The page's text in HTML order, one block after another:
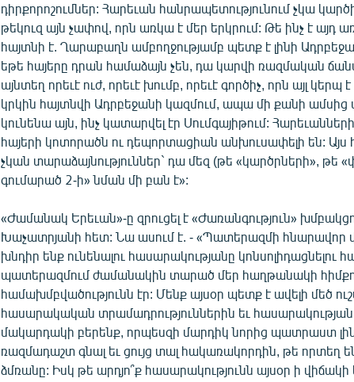
դիրքորոշումներ: Հարեւան հանրապետությունում չկա
թեկուզ այն չափով, որն առկա է մեր երկրում: Թե ինչ է այդ
հայտնի է. Ղարաբաղն ամբողջությամբ պետք է լինի
եթե հայերը դրան համաձայն չեն, դա կարվի ռազմական
այնտեղ որեւէ ուժ, որեւէ խումբ, որեւէ գործիչ, որն այլ
կրկին հայտնվի Ադրբեջանի կազմում, ապա մի քանի ամսից
կունենա այն, ինչ կատարվել էր Սումգայիթում:
հայերի կոտորածն ու դեպորտացիան անխուսափելի են:
չկան տարաձայնություններ` դա մեզ (թե «կարծրների», թե
գումարած 2-ի» նման մի բան է»:
«Ժամանակ Երեւան»-ը զրուցել է «Ժառանգություն»
Խաչատրյանի հետ: Նա ասում է. - «Պատերազմի հնարավոր
խնդիր ենք ունենալու հասարակությանը կոնսոլիդացնելու
պատերազմում ժամանակին տարած մեր հաղթանակի
համախմբվածությունն էր: Մենք այսօր պետք է ավելի մեծ
հասարակական տրամադրություններին եւ հասարակության
մակարդակի բերենք, որպեսզի մարդիկ նորից պատրաստ
ռազմադաշտ գնալ եւ ցույց տալ հակառակորդին, թե որտեղ
ձմռանը: Իսկ թե արդյո՞ք հասարակությունն այսօր ի վիճակի